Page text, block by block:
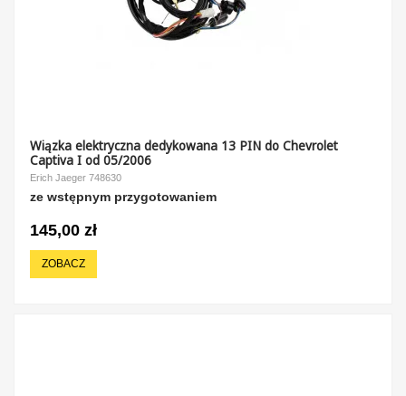
Wiązka elektryczna dedykowana 13 PIN do Chevrolet
Captiva I od 05/2006
Erich Jaeger 748630
ze wstępnym przygotowaniem
145,00 zł
ZOBACZ